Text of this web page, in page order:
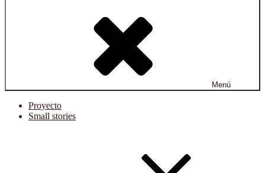
Menú
Proyecto
Small stories